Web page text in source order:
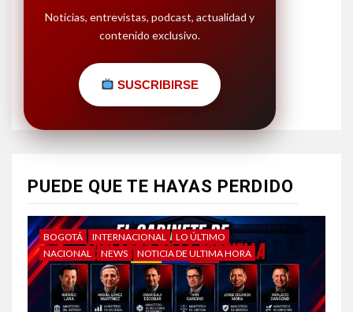
Noticias, entrevistas, podcast, actualidad y
contenido exclusivo.
SUSCRIBIRSE
PUEDE QUE TE HAYAS PERDIDO
BOGOTÁ INTERNACIONAL
LO ÚLTIMO
NACIONAL
NEWS NOTICIA DE ULTIMA HORA